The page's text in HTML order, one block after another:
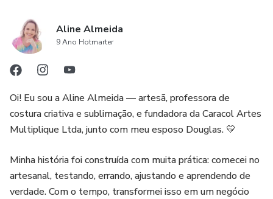
Aline Almeida
9 Ano Hotmarter
Oi! Eu sou a Aline Almeida — artesã, professora de
costura criativa e sublimação, e fundadora da Caracol Artes
Multiplique Ltda, junto com meu esposo Douglas. 💛
Minha história foi construída com muita prática: comecei no
artesanal, testando, errando, ajustando e aprendendo de
verdade. Com o tempo, transformei isso em um negócio